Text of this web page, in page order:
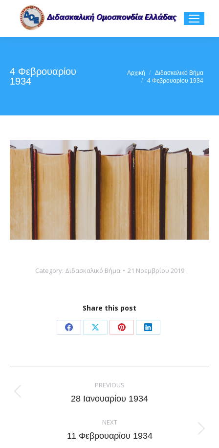
4 Φεβρουαρίου
1934
Αρχική
Διδασκαλικό Βήμα
4 Φεβρουαρίου 1934
Category: Διδασκαλικό Βήμα 21 Νοεμβρίου 2019
Share this post
Share
Facebook
Share
X
Share
Pinterest
Share
LinkedIn
navigation
PREVIOUS
Previous
28 Ιανουαρίου 1934
NEXT
Next
11 Φεβρουαρίου 1934